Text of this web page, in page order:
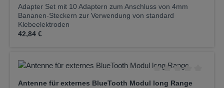
Adapter Set mit 10 Adaptern zum Anschluss von 4mm
Bananen-Steckern zur Verwendung von standard
Klebeelektroden
Regulärer Preis:
42,84 €
Durchschnittliche
Antenne für externes BlueTooth Modul long Range